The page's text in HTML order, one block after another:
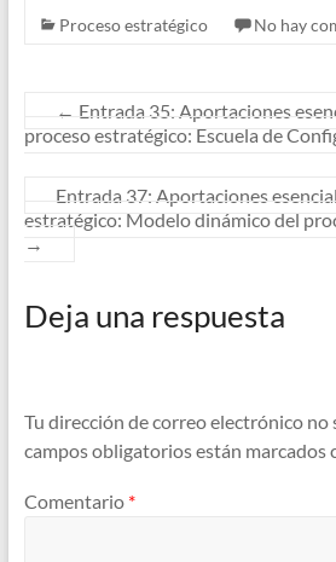
Proceso estratégico
No hay
← Entrada 35: Aportaciones
proceso estratégico: Escuela de
Entrada 37: Aportaciones
estratégico: Modelo dinámico del
→
Deja una respuesta
Tu dirección de correo electrónico no
campos obligatorios están marcados
Comentario *